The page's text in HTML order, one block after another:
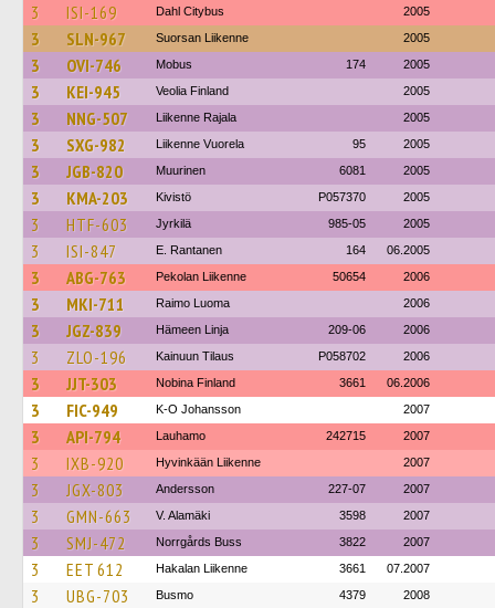
3 ISI-169 Dahl Citybus 2005
3 SLN-967 Suorsan Liikenne 2005
3 OVI-746 Mobus 174 2005
3 KEI-945 Veolia Finland 2005
3 NNG-507 Liikenne Rajala 2005
3 SXG-982 Liikenne Vuorela 95 2005
3 JGB-820 Muurinen 6081 2005
3 KMA-203 Kivistö P057370 2005
3 HTF-603 Jyrkilä 985-05 2005
3 ISI-847 E. Rantanen 164 06.2005
3 ABG-763 Pekolan Liikenne 50654 2006
3 MKI-711 Raimo Luoma 2006
3 JGZ-839 Hämeen Linja 209-06 2006
3 ZLO-196 Kainuun Tilaus P058702 2006
3 JJT-303 Nobina Finland 3661 06.2006
3 FIC-949 K-O Johansson 2007
3 API-794 Lauhamo 242715 2007
3 IXB-920 Hyvinkään Liikenne 2007
3 JGX-803 Andersson 227-07 2007
3 GMN-663 V. Alamäki 3598 2007
3 SMJ-472 Norrgårds Buss 3822 2007
3 EET 612 Hakalan Liikenne 3661 07.2007
3 UBG-703 Busmo 4379 2008